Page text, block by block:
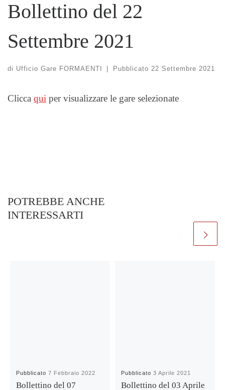
Bollettino del 22
Settembre 2021
di Ufficio Gare FORMAENTI | Pubblicato 22 Settembre 2021
Clicca qui per visualizzare le gare selezionate
POTREBBE ANCHE
INTERESSARTI
Pubblicato7 Febbraio 2022
Bollettino del 07
Pubblicato3 Aprile 2021
Bollettino del 03 Aprile